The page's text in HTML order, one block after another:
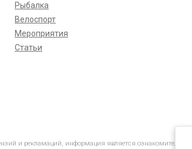
Рыбалка
Велоспорт
Мероприятия
Статьи
и рекламаций, информация является ознакомительной.